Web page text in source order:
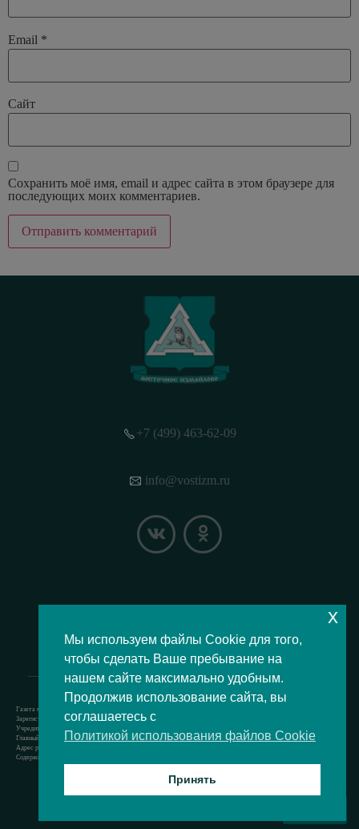
Email *
Сайт
Сохранить моё имя, email и адрес сайта в этом браузере для
последующих моих комментариев.
+7 (499) 463-62-09
info@vostizm.ru
Газета муниципального округа Восточное Измайлово.
Зарегистрировано Роскомнадзором свидетельство Эл № ФС77-73364 от 24.07.2018 г.
Учредитель — аппарат Совета депутатов муниципального округа Восточное Измайлово.
Главный редактор — Кочерёжкин Н.А.
Адрес редакции: 105077, г. Москва, Измайловский бульвар, д. 50. т. +74994636209
Содержит материал возрастной категории 12+
Все права защищены © 2021
Мы используем файлы Cookie для того,
чтобы сделать Ваше пребывание на
нашем сайте максимально удобным.
Продолжив использование сайта, вы
соглашаетесь с
Политикой использования файлов Cookie
Принять
x